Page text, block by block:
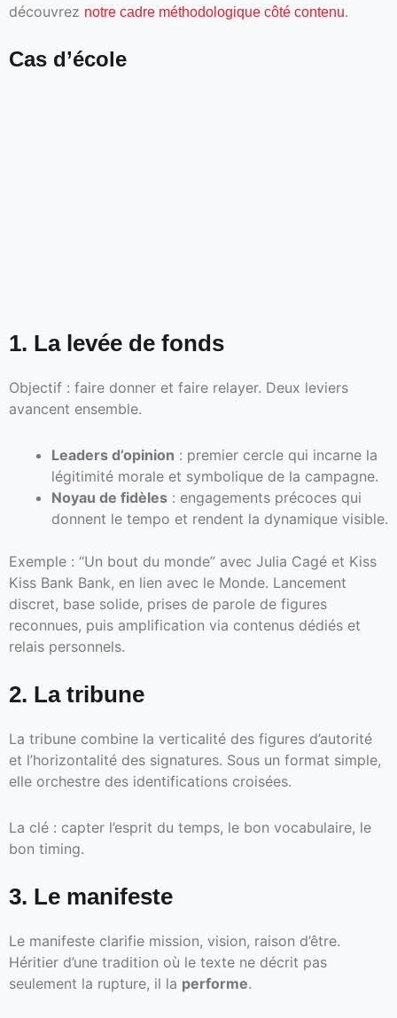
découvrez notre cadre méthodologique côté contenu.
Cas d’école
1. La levée de fonds
Objectif : faire donner et faire relayer. Deux leviers
avancent ensemble.
Leaders d’opinion : premier cercle qui incarne la
légitimité morale et symbolique de la campagne.
Noyau de fidèles : engagements précoces qui
donnent le tempo et rendent la dynamique visible.
Exemple : “Un bout du monde” avec Julia Cagé et Kiss
Kiss Bank Bank, en lien avec le Monde. Lancement
discret, base solide, prises de parole de figures
reconnues, puis amplification via contenus dédiés et
relais personnels.
2. La tribune
La tribune combine la verticalité des figures d’autorité
et l’horizontalité des signatures. Sous un format simple,
elle orchestre des identifications croisées.
La clé : capter l’esprit du temps, le bon vocabulaire, le
bon timing.
3. Le manifeste
Le manifeste clarifie mission, vision, raison d’être.
Héritier d’une tradition où le texte ne décrit pas
seulement la rupture, il la performe.